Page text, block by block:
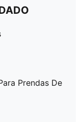
Prendas De